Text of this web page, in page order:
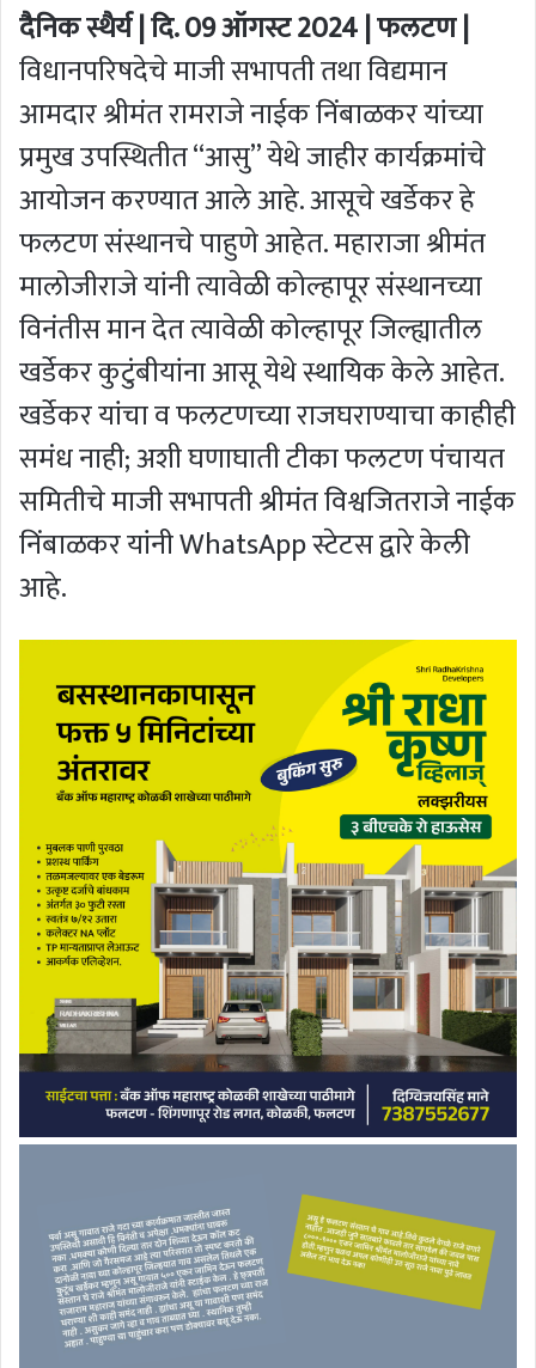
दैनिक स्थैर्य | दि. 09 ऑगस्ट 2024 | फलटण |
विधानपरिषदेचे माजी सभापती तथा विद्यमान
आमदार श्रीमंत रामराजे नाईक निंबाळकर यांच्या
प्रमुख उपस्थितीत “आसु” येथे जाहीर कार्यक्रमांचे
आयोजन करण्यात आले आहे. आसूचे खर्डेकर हे
फलटण संस्थानचे पाहुणे आहेत. महाराजा श्रीमंत
मालोजीराजे यांनी त्यावेळी कोल्हापूर संस्थानच्या
विनंतीस मान देत त्यावेळी कोल्हापूर जिल्ह्यातील
खर्डेकर कुटुंबीयांना आसू येथे स्थायिक केले आहेत.
खर्डेकर यांचा व फलटणच्या राजघराण्याचा काहीही
समंध नाही; अशी घणाघाती टीका फलटण पंचायत
समितीचे माजी सभापती श्रीमंत विश्वजितराजे नाईक
निंबाळकर यांनी WhatsApp स्टेटस द्वारे केली
आहे.